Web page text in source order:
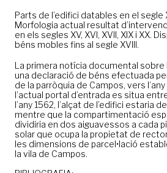
Parts de l’edifici datables en el segle
Morfologia actual resultat
en els segles XV, XVI, XVII, XIX i XX.
béns mobles fins al segle XVIII.
La primera notícia documental sobre
una declaració de béns efectuada
de la parròquia de Campos, vers
l’actual portal d’entrada es situa
l’any 1562, l’alçat de l’edifici estaria
mentre que la compartimentació
dividiria en dos aiguavessos a cada
solar que ocupa la propietat de
les dimensions de parcel•lació
la vila de Campos.